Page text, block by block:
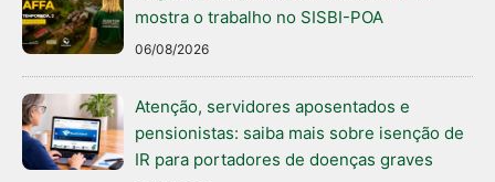
mostra o trabalho no SISBI-POA
06/08/2026
Atenção, servidores aposentados e
pensionistas: saiba mais sobre isenção de
IR para portadores de doenças graves